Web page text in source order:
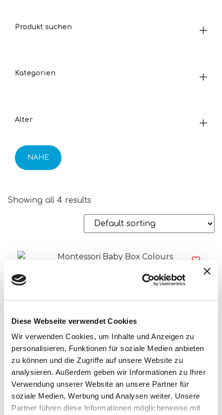
Diese Webseite verwendet Cookies
Wir verwenden Cookies, um Inhalte und Anzeigen zu
personalisieren, Funktionen für soziale Medien anbieten
zu können und die Zugriffe auf unsere Website zu
analysieren. Außerdem geben wir Informationen zu Ihrer
Verwendung unserer Website an unsere Partner für
soziale Medien, Werbung und Analysen weiter. Unsere
Partner führen diese Informationen möglicherweise mit
Produkt suchen
Kategorien
Alter
NAHE
Showing all 4 results
Montessori Baby Box Colours
Read more